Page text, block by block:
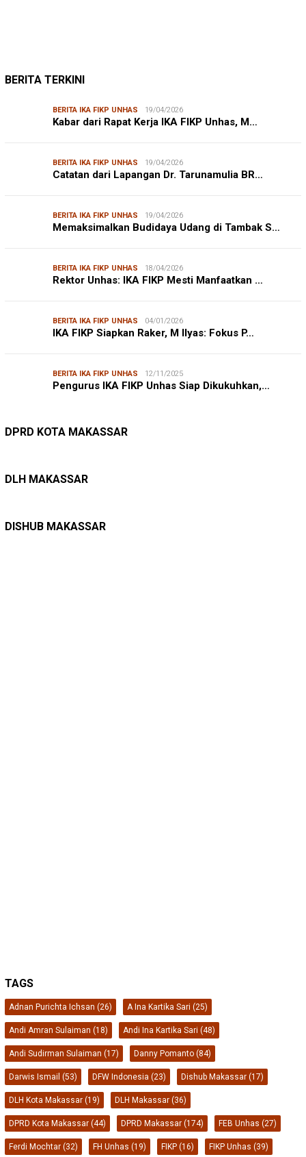
BERITA TERKINI
BERITA IKA FIKP UNHAS 19/04/2026
Kabar dari Rapat Kerja IKA FIKP Unhas, M…
BERITA IKA FIKP UNHAS 19/04/2026
Catatan dari Lapangan Dr. Tarunamulia BR…
BERITA IKA FIKP UNHAS 19/04/2026
Memaksimalkan Budidaya Udang di Tambak S…
BERITA IKA FIKP UNHAS 18/04/2026
Rektor Unhas: IKA FIKP Mesti Manfaatkan …
BERITA IKA FIKP UNHAS 04/01/2026
IKA FIKP Siapkan Raker, M Ilyas: Fokus P…
BERITA IKA FIKP UNHAS 12/11/2025
Pengurus IKA FIKP Unhas Siap Dikukuhkan,…
DPRD KOTA MAKASSAR
Kepuasan Publik Tinggi, Andi Makmur Nila…
DLH MAKASSAR
Belanja Pemerintah Bisa Menyelamatkan Hu…
DISHUB MAKASSAR
Pete-pete Laut Makassar Siap Beroperasi …
TAGS
Adnan Purichta Ichsan (26) A Ina Kartika Sari (25)
Andi Amran Sulaiman (18) Andi Ina Kartika Sari (48)
Andi Sudirman Sulaiman (17) Danny Pomanto (84)
Darwis Ismail (53) DFW Indonesia (23) Dishub Makassar (17)
DLH Kota Makassar (19) DLH Makassar (36)
DPRD Kota Makassar (44) DPRD Makassar (174) FEB Unhas (27)
Ferdi Mochtar (32) FH Unhas (19) FIKP (16) FIKP Unhas (39)